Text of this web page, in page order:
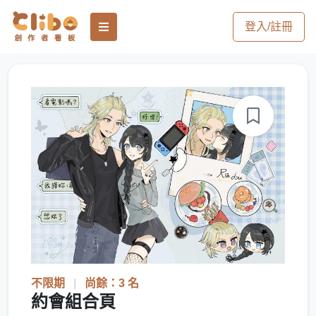
登入/註冊
不限期 尚餘：3 名
約會組合頁